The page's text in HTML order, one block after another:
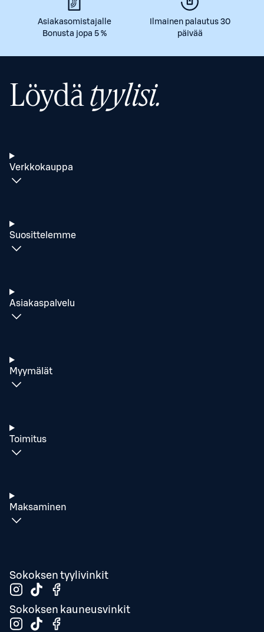
Asiakasomistajalle
Bonusta jopa 5 %
Ilmainen palautus 30
päivää
Löydätyylisi.
Verkkokauppa
Suosittelemme
Asiakaspalvelu
Myymälät
Toimitus
Maksaminen
Sokoksen tyylivinkit
Sokoksen kauneusvinkit